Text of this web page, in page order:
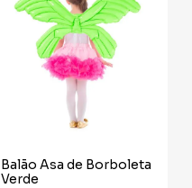
Balão Asa de Borboleta
Verde